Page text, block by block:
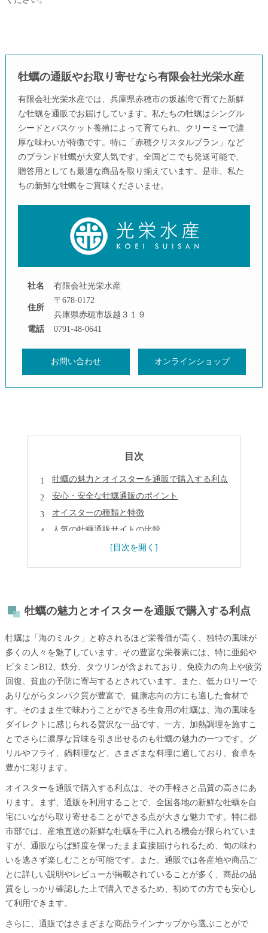
牡蠣の通販やお取り寄せなら有限会社光栄水産
有限会社光栄水産では、兵庫県赤穂市の坂越湾で育てた新鮮
な牡蠣を通販でお届けしています。私たちの牡蠣はシングル
シードとバスケット養殖によって育てられ、クリーミーで濃
厚な味わいが特徴です。特に「赤穂クリスタルブラン」など
のブランド牡蠣が大変人気です。全国どこでも発送可能で、
贈答用としても最適な商品を取り揃えています。是非、私た
ちの新鮮な牡蠣をご賞味くださいませ。
社名 有限会社光栄水産
住所
〒678-0172
兵庫県赤穂市坂越３１９
電話
0791-48-0641
お問い合わせ オンラインショップ
目次
牡蠣の魅力とオイスターを通販で購入する利点
安心・安全な牡蠣通販のポイント
オイスターの種類と特徴
人気の牡蠣通販サイトの比較
牡蠣の魅力とオイスターを通販で購入する利点
牡蠣は「海のミルク」と称されるほど栄養価が高く、独特の風味が
多くの人々を魅了しています。その豊富な栄養素には、特に亜鉛や
ビタミンB12、鉄分、タウリンが含まれており、免疫力の向上や疲労
回復、貧血の予防に寄与するとされています。また、低カロリーで
ありながらタンパク質が豊富で、健康志向の方にも適した食材で
す。そのまま生で味わうことができる生食用の牡蠣は、海の風味を
ダイレクトに感じられる贅沢な一品です。一方、加熱調理を施すこ
とでさらに濃厚な旨味を引き出せるのも牡蠣の魅力の一つです。グ
リルやフライ、鍋料理など、さまざまな料理に適しており、食卓を
豊かに彩ります。
オイスターを通販で購入する利点は、その手軽さと品質の高さにあ
ります。まず、通販を利用することで、全国各地の新鮮な牡蠣を自
宅にいながら取り寄せることができる点が大きな魅力です。特に都
市部では、産地直送の新鮮な牡蠣を手に入れる機会が限られていま
すが、通販ならば鮮度を保ったまま直接届けられるため、旬の味わ
いを逃さず楽しむことが可能です。また、通販では各産地や商品ご
とに詳しい説明やレビューが掲載されていることが多く、商品の品
質をしっかり確認した上で購入できるため、初めての方でも安心し
て利用できます。
さらに、通販ではさまざまな商品ラインナップから選ぶことがで